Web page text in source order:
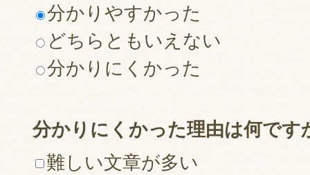
分かりやすかった
どちらともいえない
分かりにくかった
分かりにくかった理由は何です
難しい文章が多い